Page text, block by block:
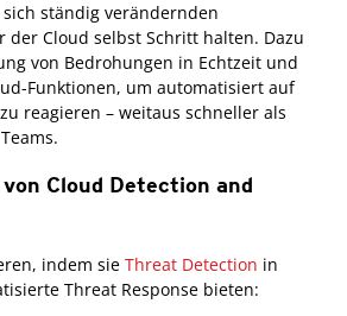
ständig verändernden
der Cloud selbst Schritt halten. Dazu
von Bedrohungen in Echtzeit und
Funktionen, um automatisiert auf
reagieren – weitaus schneller als
Cloud Detection and
indem sie Threat Detection in
Threat Response bieten: